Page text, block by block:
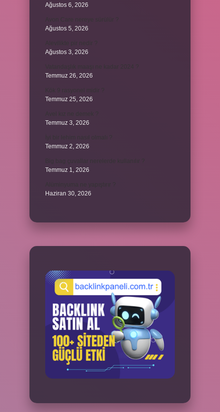
Ağustos 6, 2026
Ağustos 5, 2026
Ağustos 3, 2026
Temmuz 26, 2026
Temmuz 25, 2026
Temmuz 3, 2026
Temmuz 2, 2026
Temmuz 1, 2026
Haziran 30, 2026